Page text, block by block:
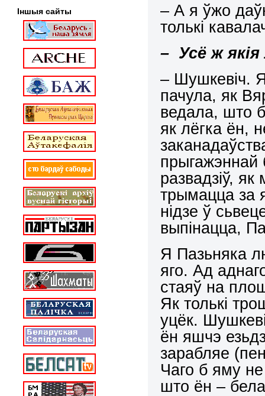
– А я ўжо
толькі
– Усё ж
– Шушкевіч.
пачула, як
ведала, што
як лёгка ён,
прыгажэннай
развадзіў,
трымацца за
нідзе ў
выпінацца,
Я Пазьняка
яго. Ад
стаяў на
Як толькі
уцёк.
ён яшчэ
зарабляе
Чаго б яму
што ён –
Іншыя сайты